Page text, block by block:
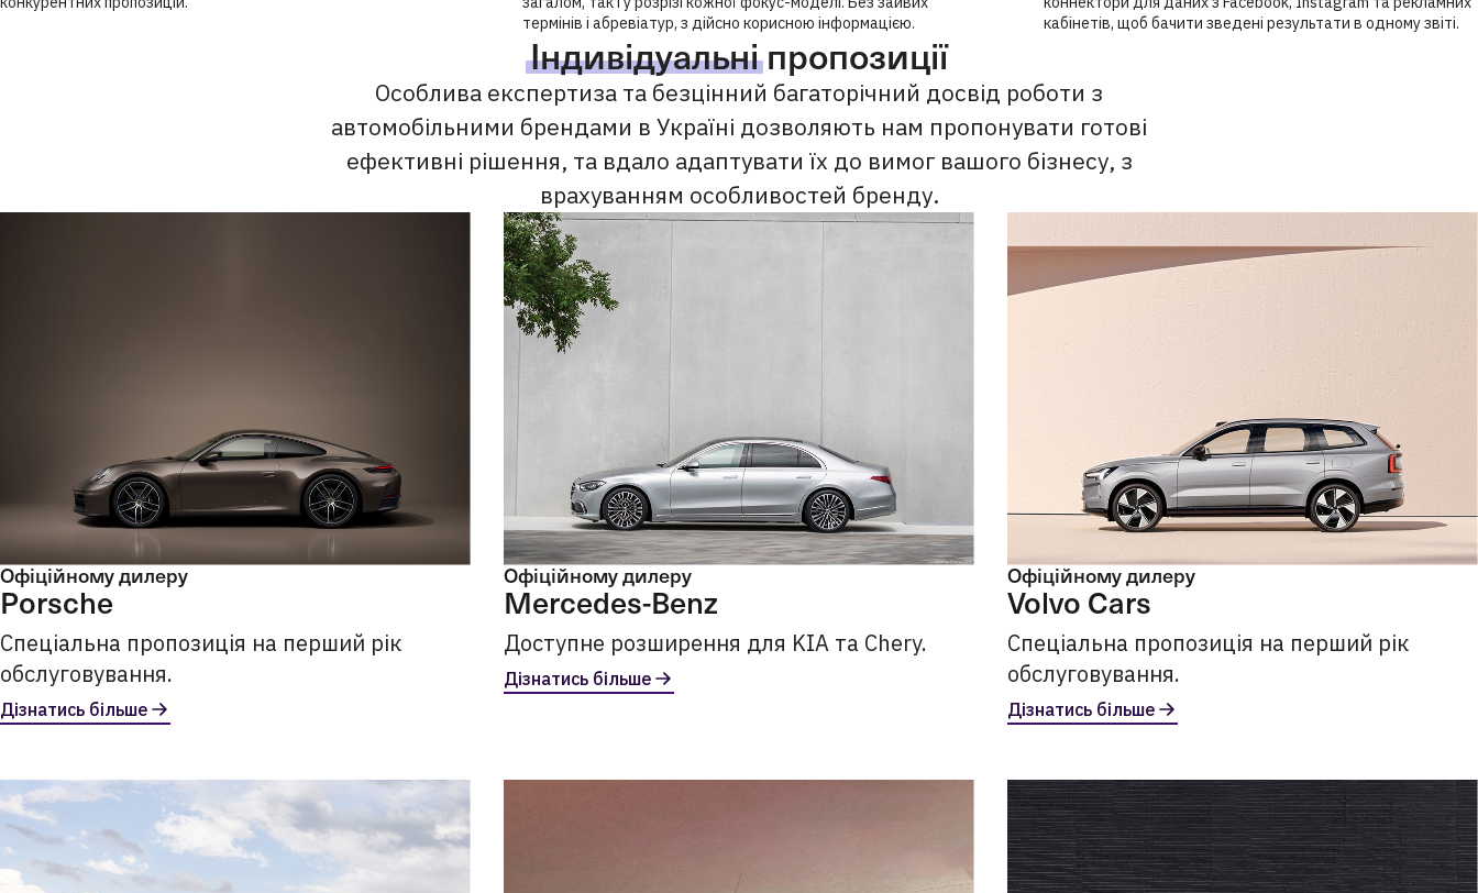
термінів і абревіатур, з дійсно корисною інформацією.
кабінетів, щоб бачити зведені результати в одному звіті.
Індивідуальніпропозиції
Особлива експертиза та безцінний багаторічний досвід роботи з
автомобільними брендами в Україні дозволяють нам пропонувати готові
ефективні рішення, та вдало адаптувати їх до вимог вашого бізнесу, з
врахуванням особливостей бренду.
Офіційному дилеру
Porsche
Спеціальна пропозиція на перший рік
обслуговування.
Дізнатись більше
Офіційному дилеру
Mercedes-Benz
Доступне розширення для KIA та Chery.
Дізнатись більше
Офіційному дилеру
Volvo Cars
Спеціальна пропозиція на перший рік
обслуговування.
Дізнатись більше